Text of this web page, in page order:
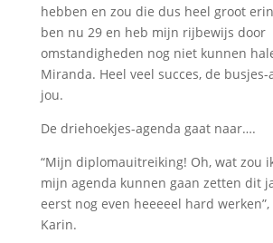
hebben en zou die dus heel groot
ben nu 29 en heb mijn rijbewijs door
omstandigheden nog niet kunnen
Miranda. Heel veel succes, de
jou.
De driehoekjes-agenda gaat naar….
“Mijn diplomauitreiking! Oh, wat zou
mijn agenda kunnen gaan zetten dit
eerst nog even heeeeel hard
Karin.